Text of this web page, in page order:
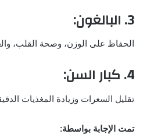
3. البالغون:
الحفاظ على الوزن، وصحة القلب،
4. كبار السن:
تقليل السعرات وزيادة المغذيات
تمت الإجابة بواسطة: